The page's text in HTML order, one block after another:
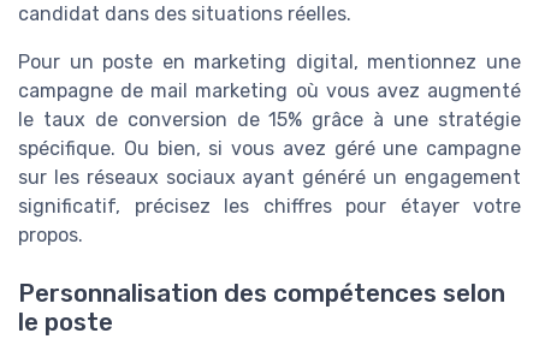
candidat dans des situations réelles.
Pour un poste en marketing digital, mentionnez une
campagne de mail marketing où vous avez augmenté
le taux de conversion de 15% grâce à une stratégie
spécifique. Ou bien, si vous avez géré une campagne
sur les réseaux sociaux ayant généré un engagement
significatif, précisez les chiffres pour étayer votre
propos.
Personnalisation des compétences selon
le poste